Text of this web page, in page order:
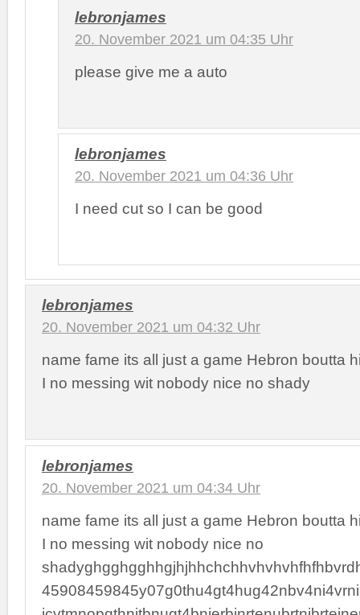
lebronjames
20. November 2021 um 04:35 Uhr
please give me a auto
lebronjames
20. November 2021 um 04:36 Uhr
I need cut so I can be good
lebronjames
20. November 2021 um 04:32 Uhr
name fame its all just a game Hebron boutta
I no messing wit nobody nice no shady
lebronjames
20. November 2021 um 04:34 Uhr
name fame its all just a game Hebron boutta
I no messing wit nobody nice no